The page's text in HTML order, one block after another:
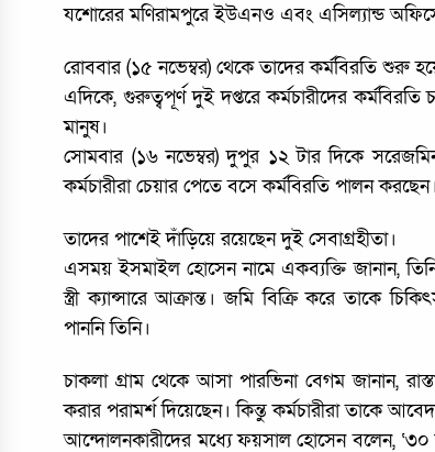
যশোরের মণিরামপুরে ইউএনও এবং এসিল্যান্ড
রোববার (১৫ নভেম্বর) থেকে তাদের কর্মবিরতি শুরু
এদিকে, গুরুত্বপূর্ণ দুই দপ্তরে কর্মচারীদের
মানুষ।
সোমবার (১৬ নভেম্বর) দুপুর ১২ টার দিকে
কর্মচারীরা চেয়ার পেতে বসে কর্মবিরতি পালন করছেন।
তাদের পাশেই দাঁড়িয়ে রয়েছেন দুই সেবাগ্রহীতা।
এসময় ইসমাইল হোসেন নামে একব্যক্তি জানান,
স্ত্রী ক্যান্সারে আক্রান্ত। জমি বিক্রি করে তাকে
পাননি তিনি।
চাকলা গ্রাম থেকে আসা পারভিনা বেগম জানান,
করার পরামর্শ দিয়েছেন। কিন্তু কর্মচারীরা তাকে
আন্দোলনকারীদের মধ্যে ফয়সাল হোসেন বলেন, ‘৩০